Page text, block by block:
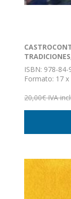
ISBN: 978-
Formato: 17 x
20,00€ IVA